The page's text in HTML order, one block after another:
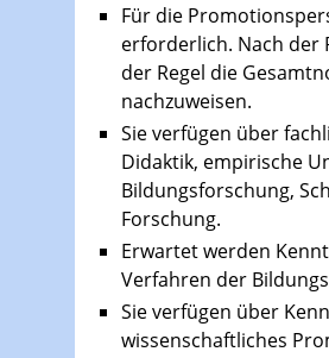
Für die
erforderlich. Nach der
der Regel die
nachzuweisen.
Sie verfügen über
Didaktik, empirische
Bildungsforschung,
Forschung.
Erwartet werden
Verfahren der
Sie verfügen über
wissenschaftliches